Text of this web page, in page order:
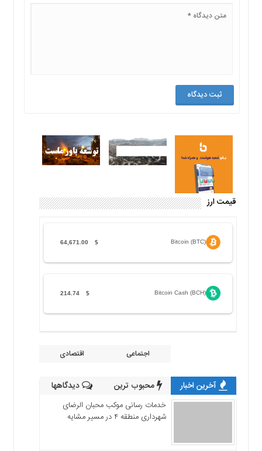
قیمت ارز
Bitcoin (BTC)
$
64,671.00
Bitcoin Cash (BCH)
$
214.74
اجتماعی اقتصادی
آخرین اخبار محبوب ترین دیدگاهها
خدمات رسانی موکب محبان الرضای
شهرداری منطقه ۴ در مسیر مشایه